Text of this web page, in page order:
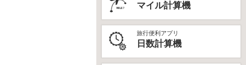
マイル計算機
旅行便利アプリ
日数計算機